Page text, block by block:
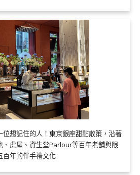
想記住的人！東京銀座甜點散策，沿著
、虎屋、資生堂Parlour等百年老舖與限
百年的伴手禮文化